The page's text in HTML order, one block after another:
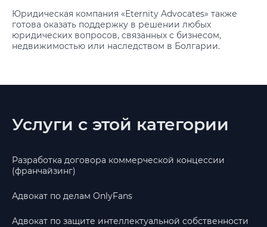
Юридическая компания «Eternity Advocates» также
готова оказать поддержку в решении любых
юридических вопросов, связанных с бизнесом,
недвижимостью или наследством в Болгарии.
Услуги с этой категории
Разработка договора коммерческой концессии
(франчайзинг)
Адвокат по делам OnlyFans
Адвокат по защите интеллектуальной собственности